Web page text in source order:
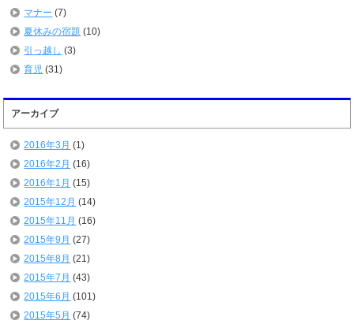
マナー (7)
夏休みの宿題 (10)
引っ越し (3)
育児 (31)
アーカイブ
2016年3月 (1)
2016年2月 (16)
2016年1月 (15)
2015年12月 (14)
2015年11月 (16)
2015年9月 (27)
2015年8月 (21)
2015年7月 (43)
2015年6月 (101)
2015年5月 (74)